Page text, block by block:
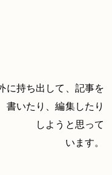
に持ち出して、記事を
書いたり、編集したり
しようと思って
います。